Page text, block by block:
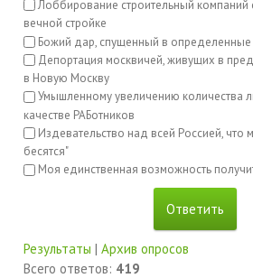
Лоббирование строительный компаний
вечной стройке
Божий дар, спущенный в
Депортация москвичей, живущих в
в Новую Москву
Умышленному увеличению количества
качестве РАБотников
Издевательство над всей Россией, что
бесятся"
Моя единственная возможность
Результаты | Архив опросов
Всего ответов: 419